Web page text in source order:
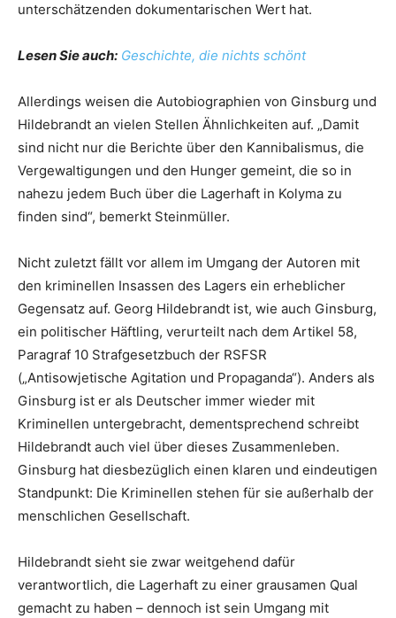
unterschätzenden dokumentarischen Wert hat.
Lesen Sie auch: Geschichte, die nichts schönt
Allerdings weisen die Autobiographien von Ginsburg und
Hildebrandt an vielen Stellen Ähnlichkeiten auf. „Damit
sind nicht nur die Berichte über den Kannibalismus, die
Vergewaltigungen und den Hunger gemeint, die so in
nahezu jedem Buch über die Lagerhaft in Kolyma zu
finden sind“, bemerkt Steinmüller.
Nicht zuletzt fällt vor allem im Umgang der Autoren mit
den kriminellen Insassen des Lagers ein erheblicher
Gegensatz auf. Georg Hildebrandt ist, wie auch Ginsburg,
ein politischer Häftling, verurteilt nach dem Artikel 58,
Paragraf 10 Strafgesetzbuch der RSFSR
(„Antisowjetische Agitation und Propaganda“). Anders als
Ginsburg ist er als Deutscher immer wieder mit
Kriminellen untergebracht, dementsprechend schreibt
Hildebrandt auch viel über dieses Zusammenleben.
Ginsburg hat diesbezüglich einen klaren und eindeutigen
Standpunkt: Die Kriminellen stehen für sie außerhalb der
menschlichen Gesellschaft.
Hildebrandt sieht sie zwar weitgehend dafür
verantwortlich, die Lagerhaft zu einer grausamen Qual
gemacht zu haben – dennoch ist sein Umgang mit